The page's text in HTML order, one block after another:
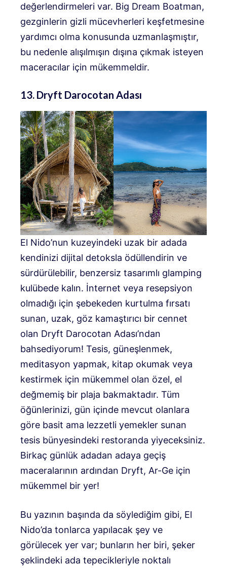
değerlendirmeleri var. Big Dream Boatman,
gezginlerin gizli mücevherleri keşfetmesine
yardımcı olma konusunda uzmanlaşmıştır,
bu nedenle alışılmışın dışına çıkmak isteyen
maceracılar için mükemmeldir.
13. Dryft Darocotan Adası
El Nido’nun kuzeyindeki uzak bir adada
kendinizi dijital detoksla ödüllendirin ve
sürdürülebilir, benzersiz tasarımlı glamping
kulübede kalın. İnternet veya resepsiyon
olmadığı için şebekeden kurtulma fırsatı
sunan, uzak, göz kamaştırıcı bir cennet
olan Dryft Darocotan Adası’ndan
bahsediyorum! Tesis, güneşlenmek,
meditasyon yapmak, kitap okumak veya
kestirmek için mükemmel olan özel, el
değmemiş bir plaja bakmaktadır. Tüm
öğünlerinizi, gün içinde mevcut olanlara
göre basit ama lezzetli yemekler sunan
tesis bünyesindeki restoranda yiyeceksiniz.
Birkaç günlük adadan adaya geçiş
maceralarının ardından Dryft, Ar-Ge için
mükemmel bir yer!
Bu yazının başında da söylediğim gibi, El
Nido’da tonlarca yapılacak şey ve
görülecek yer var; bunların her biri, şeker
şeklindeki ada tepecikleriyle noktalı